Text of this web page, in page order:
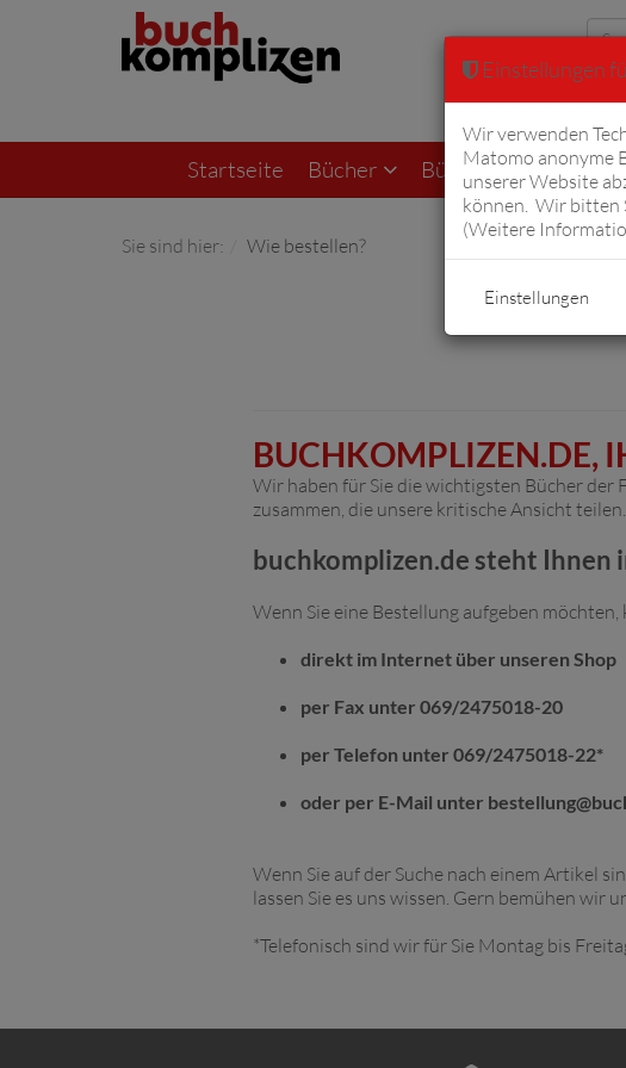
Startseite Bücher Bücher von Fiftyfifty
Sie sind hier: Wie bestellen?
BUCHKOMPLIZEN.DE,
Wir haben für Sie die wichtigsten Bücher
zusammen, die unsere kritische Ansicht teilen.
buchkomplizen.de steht Ihnen
Wenn Sie eine Bestellung aufgeben möchten,
direkt im Internet über unseren Shop
per Fax unter 069/2475018-20
per Telefon unter 069/2475018-22*
oder per E-Mail unter
Wenn Sie auf der Suche nach einem Artikel
lassen Sie es uns wissen. Gern bemühen wir
*Telefonisch sind wir für Sie Montag bis
Einstellungen
Wir verwenden
Matomo anonyme
unserer Website
können. Wir bitten
(Weitere
Einstellungen